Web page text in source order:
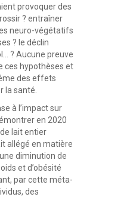
provoquer des
? entraîner
neuro-végétatifs
? le déclin
? Aucune preuve
ces hypothèses et
des effets
la santé.
à l’impact sur
en 2020
lait entier
allégé en matière
diminution de
et d’obésité
par cette méta-
des